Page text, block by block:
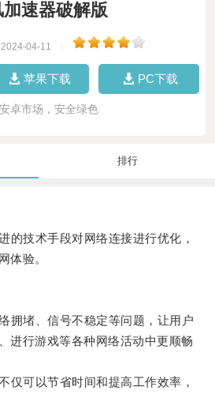
速器破解版
04-11
苹果下载 PC下载
安卓市场，安全绿色
排行
技术手段对网络连接进行优化，
体验。
堵、信号不稳定等问题，让用户
进行游戏等各种网络活动中更顺畅
可以节省时间和提高工作效率，